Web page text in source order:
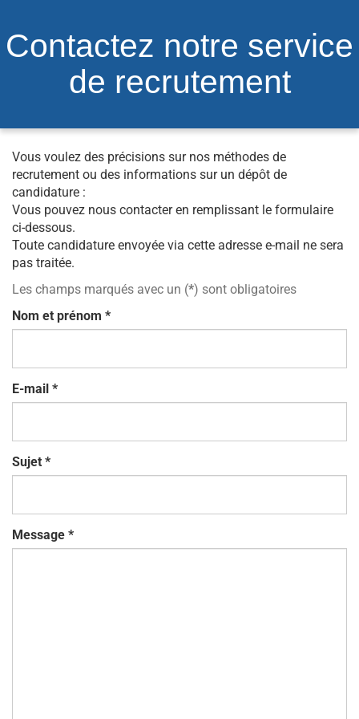
Contactez notre service
de recrutement
Vous voulez des précisions sur nos méthodes de
recrutement ou des informations sur un dépôt de
candidature :
Vous pouvez nous contacter en remplissant le formulaire
ci-dessous.
Toute candidature envoyée via cette adresse e-mail ne sera
pas traitée.
Les champs marqués avec un (*) sont obligatoires
Nom et prénom *
E-mail *
Sujet *
Message *